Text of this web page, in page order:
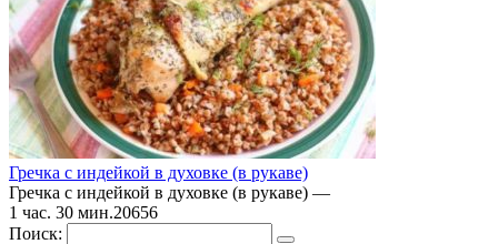
Гречка с индейкой в духовке (в рукаве)
Гречка с индейкой в духовке (в рукаве) —
1 час. 30 мин.20656
Поиск: